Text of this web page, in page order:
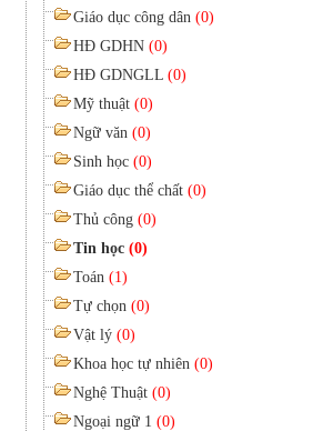
Giáo dục công dân (0)
HĐ GDHN (0)
HĐ GDNGLL (0)
Mỹ thuật (0)
Ngữ văn (0)
Sinh học (0)
Giáo dục thể chất (0)
Thủ công (0)
Tin học (0)
Toán (1)
Tự chọn (0)
Vật lý (0)
Khoa học tự nhiên (0)
Nghệ Thuật (0)
Ngoại ngữ 1 (0)